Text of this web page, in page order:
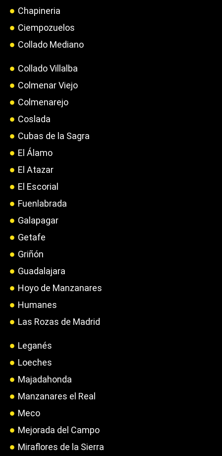
Chapineria
Ciempozuelos
Collado Mediano
Collado Villalba
Colmenar Viejo
Colmenarejo
Coslada
Cubas de la Sagra
El Álamo
El Atazar
El Escorial
Fuenlabrada
Galapagar
Getafe
Griñón
Guadalajara
Hoyo de Manzanares
Humanes
Las Rozas de Madrid
Leganés
Loeches
Majadahonda
Manzanares el Real
Meco
Mejorada del Campo
Miraflores de la Sierra